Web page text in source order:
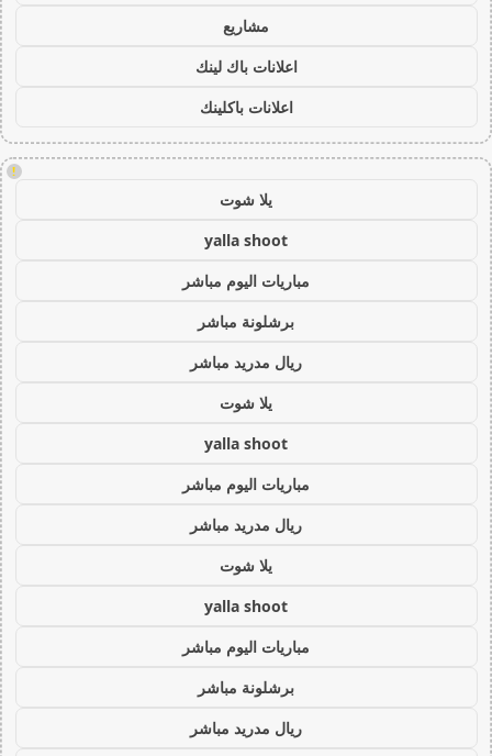
مشاريع
اعلانات باك لينك
اعلانات باكلينك
!
يلا شوت
yalla shoot
مباريات اليوم مباشر
برشلونة مباشر
ريال مدريد مباشر
يلا شوت
yalla shoot
مباريات اليوم مباشر
ريال مدريد مباشر
يلا شوت
yalla shoot
مباريات اليوم مباشر
برشلونة مباشر
ريال مدريد مباشر